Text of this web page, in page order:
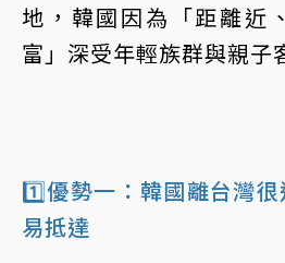
地，韓國因為「距離近
富」深受年輕族群與親
1️⃣優勢一：韓國離台灣
易抵達